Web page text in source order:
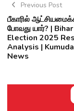
Previous Post
பீகாரில்
போவது யார்? | Bihar
Election 2025
Analysis |
News